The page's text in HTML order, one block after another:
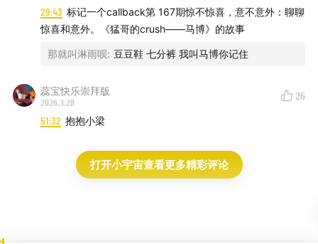
🛒猛哥编著的全新套装图书《干点有意思的事：天才职业
者访谈》全网开启预售！
探索未知所带来的巨大精神满足！
29:43 标记一个callback第 167期惊不惊喜，意不意外：聊聊
惊喜和意外。《猛哥的crush——马博》的故事
那就叫淋雨呗: 豆豆鞋 七分裤 我叫马博你记住
蕊宝快乐崇拜版
2026.3.28
26
51:32 抱抱小梁
打开小宇宙查看更多精彩评论